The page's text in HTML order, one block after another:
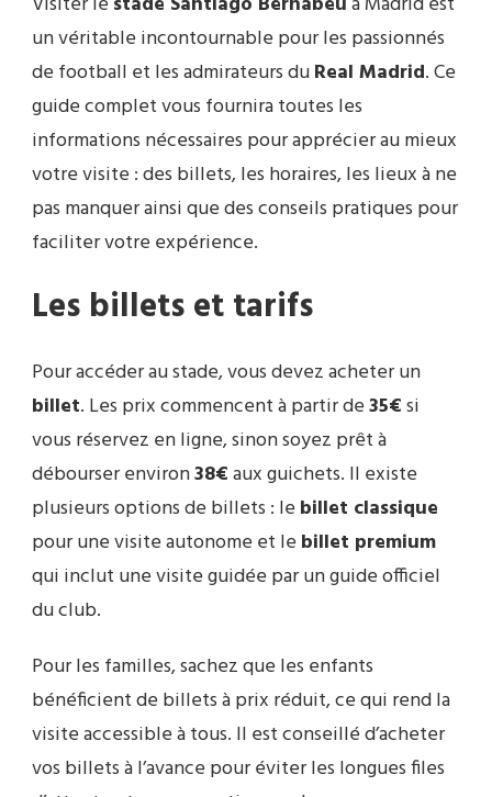
un véritable incontournable pour les passionnés
de football et les admirateurs duReal Madrid. Ce
guide complet vous fournira toutes les
informations nécessaires pour apprécier au mieux
votre visite : des billets, les horaires, les lieux à ne
pas manquer ainsi que des conseils pratiques pour
faciliter votre expérience.
Les billets et tarifs
Pour accéder au stade, vous devez acheter un
billet. Les prix commencent à partir de35€si
vous réservez en ligne, sinon soyez prêt à
débourser environ38€aux guichets. Il existe
plusieurs options de billets : le billet classique
pour une visite autonome et le billet premium
qui inclut une visite guidée par un guide officiel
du club.
Pour les familles, sachez que les enfants
bénéficient de billets à prix réduit, ce qui rend la
visite accessible à tous. Il est conseillé d’acheter
vos billets à l’avance pour éviter les longues files